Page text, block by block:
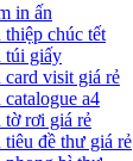
in ấn
chúc tết
túi giấy
visit giá rẻ
a4
tờ rơi giá rẻ
đề thư giá rẻ